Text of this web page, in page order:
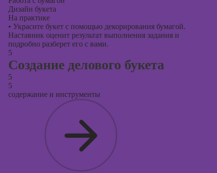
Дизайн букета
На практике
• Украсите букет с помощью декорирования бумагой.
Наставник оценит результат выполнения задания и
подробно разберет его с вами.
5
Создание делового букета
5
5
содержание и инструменты